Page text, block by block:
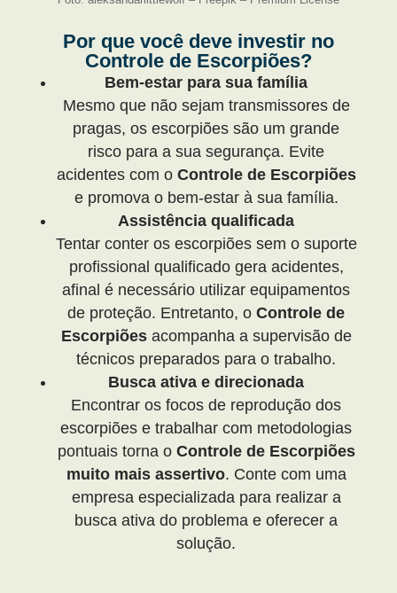
Por que você deve investir no
Controle de Escorpiões?
Bem-estar para sua família
Mesmo que não sejam transmissores de
pragas, os escorpiões são um grande
risco para a sua segurança. Evite
acidentes com oControle de Escorpiões
e promova o bem-estar à sua família.
Assistência qualificada
Tentar conter os escorpiões sem o suporte
profissional qualificado gera acidentes,
afinal é necessário utilizar equipamentos
de proteção. Entretanto, oControle de
Escorpiõesacompanha a supervisão de
técnicos preparados para o trabalho.
Busca ativa e direcionada
Encontrar os focos de reprodução dos
escorpiões e trabalhar com metodologias
pontuais torna oControle de Escorpiões
muito mais assertivo. Conte com uma
empresa especializada para realizar a
busca ativa do problema e oferecer a
solução.